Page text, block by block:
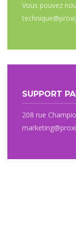
Vous pouvez
SUPPORT
208 rue